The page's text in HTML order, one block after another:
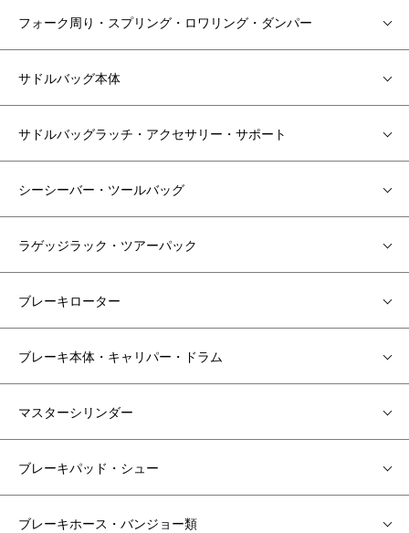
フォーク周り・スプリング・ロワリング・ダンパー
サドルバッグ本体
サドルバッグラッチ・アクセサリー・サポート
シーシーバー・ツールバッグ
ラゲッジラック・ツアーパック
ブレーキローター
ブレーキ本体・キャリパー・ドラム
マスターシリンダー
ブレーキパッド・シュー
ブレーキホース・バンジョー類